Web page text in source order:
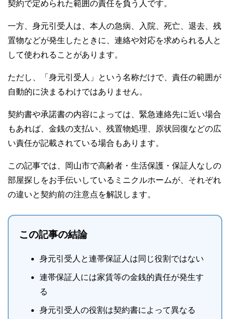
契約で定められた範囲の責任を負う人です。
一方、身元引受人は、本人の急病、入院、死亡、退去、残
置物などが発生したときに、連絡や対応を求められる人と
して使われることがあります。
ただし、「身元引受人」という名称だけで、責任の範囲が
自動的に決まるわけではありません。
契約書や承諾書の内容によっては、緊急連絡先に近い場合
もあれば、金銭の支払い、残置物処理、原状回復などの広
い責任が記載されている場合もあります。
この記事では、岡山市で高齢者・生活保護・保証人なしの
部屋探しをお手伝いしているミニクルホームが、それぞれ
の違いと契約前の注意点を解説します。
この記事の結論
身元引受人と連帯保証人は同じ役割ではない
連帯保証人には家賃等の金銭的責任が発生す
る
身元引受人の役割は契約書によって異なる